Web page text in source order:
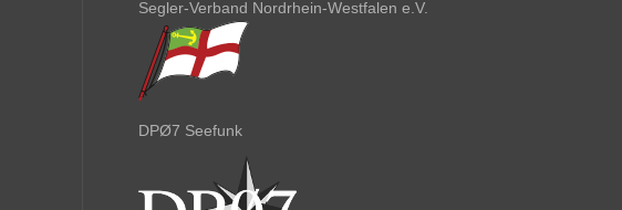
Segler-Verband Nordrhein-Westfalen e.V.
DPØ7 Seefunk